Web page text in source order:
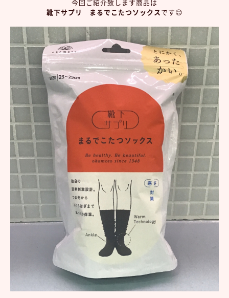
今回ご紹介致します商品は
靴下サプリ まるでこたつソックスです😊